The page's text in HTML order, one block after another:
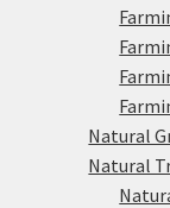
Natural
Natural